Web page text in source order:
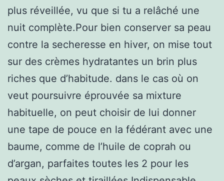
plus réveillée, vu que si tu a relâché une
nuit complète.Pour bien conserver sa peau
contre la secheresse en hiver, on mise tout
sur des crèmes hydratantes un brin plus
riches que d’habitude. dans le cas où on
veut poursuivre éprouvée sa mixture
habituelle, on peut choisir de lui donner
une tape de pouce en la fédérant avec une
baume, comme de l’huile de coprah ou
d’argan, parfaites toutes les 2 pour les